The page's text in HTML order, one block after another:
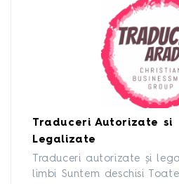
Traduceri Autorizate si
Legalizate
Traduceri autorizate și
limbi Suntem deschisi